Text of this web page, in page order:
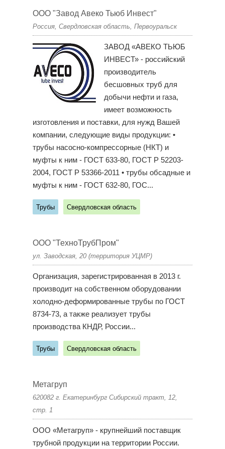
ООО "Завод Авеко Тьюб Инвест"
Россия, Свердловская область, Первоуральск
ЗАВОД «АВЕКО ТЬЮБ
ИНВЕСТ» - российский
производитель
бесшовных труб для
добычи нефти и газа,
имеет возможность
изготовления и поставки, для нужд Вашей
компании, следующие виды продукции: •
трубы насосно-компрессорные (НКТ) и
муфты к ним - ГОСТ 633-80, ГОСТ Р 52203-
2004, ГОСТ Р 53366-2011 • трубы обсадные и
муфты к ним - ГОСТ 632-80, ГОС...
Трубы Свердловская область
ООО "ТехноТрубПром"
ул. Заводская, 20 (территория УЦМР)
Организация, зарегистрированная в 2013 г.
производит на собственном оборудовании
холодно-деформированные трубы по ГОСТ
8734-73, а также реализует трубы
производства КНДР, России...
Трубы Свердловская область
Метагруп
620082 г. Екатеринбург Сибирский тракт, 12,
стр. 1
ООО «Метагруп» - крупнейший поставщик
трубной продукции на территории России.